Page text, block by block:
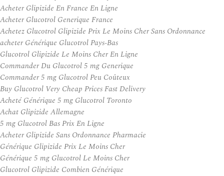
Acheter Glipizide En France En Ligne
Acheter Glucotrol Generique France
Achetez Glucotrol Glipizide Prix Le Moins Cher Sans Ordonnance
acheter Générique Glucotrol Pays-Bas
Glucotrol Glipizide Le Moins Cher En Ligne
Commander Du Glucotrol 5 mg Generique
Commander 5 mg Glucotrol Peu Coûteux
Buy Glucotrol Very Cheap Prices Fast Delivery
Acheté Générique 5 mg Glucotrol Toronto
Achat Glipizide Allemagne
5 mg Glucotrol Bas Prix En Ligne
Acheter Glipizide Sans Ordonnance Pharmacie
Générique Glipizide Prix Le Moins Cher
Générique 5 mg Glucotrol Le Moins Cher
Glucotrol Glipizide Combien Générique